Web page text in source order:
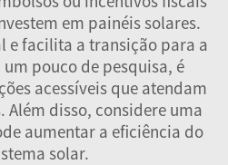
em painéis solares.
e facilita a transição para a
pouco de pesquisa, é
acessíveis que atendam
Além disso, considere uma
aumentar a eficiência do
solar.